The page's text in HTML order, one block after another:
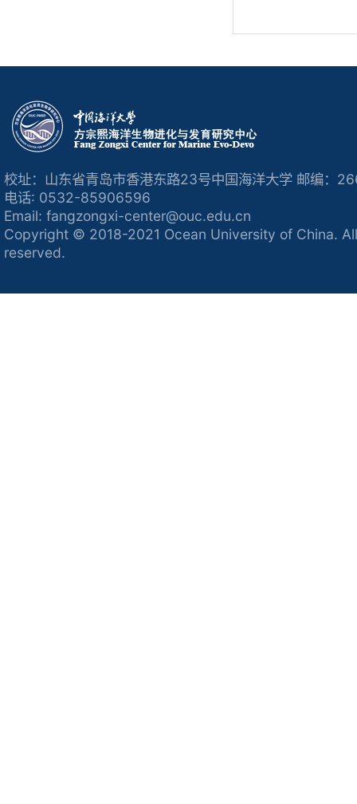
校址：山东省青岛市香港东路23号中国海洋大学 邮编：
电话: 0532-85906596
Email: fangzongxi-center@ouc.edu.cn
Copyright © 2018-2021 Ocean University of China.
reserved.